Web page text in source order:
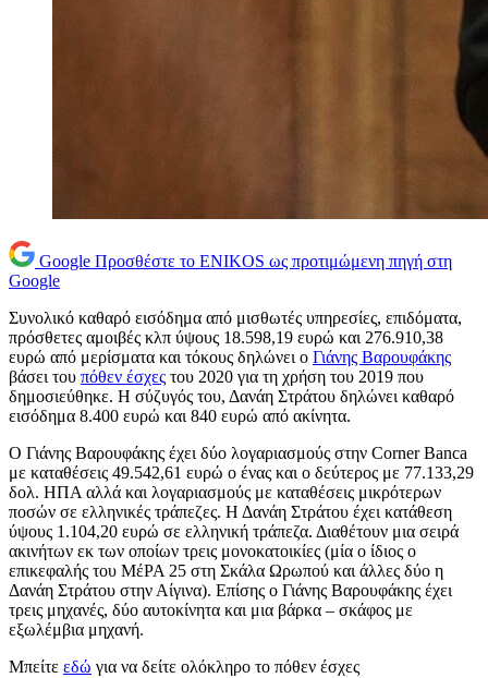
Google Προσθέστε το ENIKOS ως προτιμώμενη πηγή στη
Google
Συνολικό καθαρό εισόδημα από μισθωτές υπηρεσίες, επιδόματα,
πρόσθετες αμοιβές κλπ ύψους 18.598,19 ευρώ και 276.910,38
ευρώ από μερίσματα και τόκους δηλώνει ο Γιάνης Βαρουφάκης
βάσει του πόθεν έσχες του 2020 για τη χρήση του 2019 που
δημοσιεύθηκε. Η σύζυγός του, Δανάη Στράτου δηλώνει καθαρό
εισόδημα 8.400 ευρώ και 840 ευρώ από ακίνητα.
Ο Γιάνης Βαρουφάκης έχει δύο λογαριασμούς στην Corner Banca
με καταθέσεις 49.542,61 ευρώ ο ένας και ο δεύτερος με 77.133,29
δολ. ΗΠΑ αλλά και λογαριασμούς με καταθέσεις μικρότερων
ποσών σε ελληνικές τράπεζες. Η Δανάη Στράτου έχει κατάθεση
ύψους 1.104,20 ευρώ σε ελληνική τράπεζα. Διαθέτουν μια σειρά
ακινήτων εκ των οποίων τρεις μονοκατοικίες (μία ο ίδιος ο
επικεφαλής του ΜέΡΑ 25 στη Σκάλα Ωρωπού και άλλες δύο η
Δανάη Στράτου στην Αίγινα). Επίσης ο Γιάνης Βαρουφάκης έχει
τρεις μηχανές, δύο αυτοκίνητα και μια βάρκα – σκάφος με
εξωλέμβια μηχανή.
Μπείτε εδώ για να δείτε ολόκληρο το πόθεν έσχες